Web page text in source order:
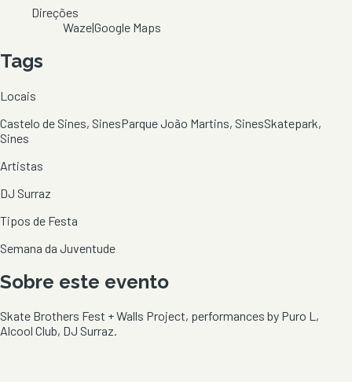
Direções
Waze|Google Maps
Tags
Locais
Castelo de Sines, SinesParque João Martins, SinesSkatepark,
Sines
Artistas
DJ Surraz
Tipos de Festa
Semana da Juventude
Sobre este evento
Skate Brothers Fest + Walls Project, performances by Puro L,
Alcool Club, DJ Surraz.